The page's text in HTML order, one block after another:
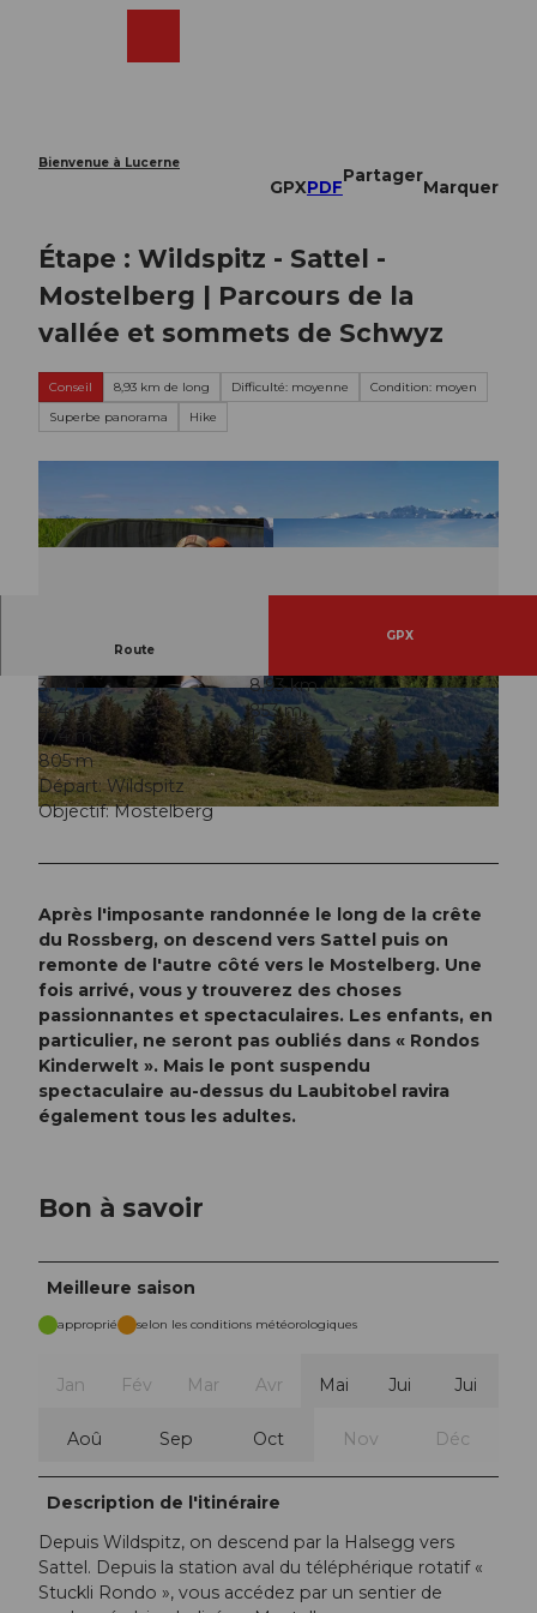
Bienvenue à Lucerne
GPXPDF
Partager
Marquer
Étape : Wildspitz - Sattel -
Mostelberg | Parcours de la
vallée et sommets de Schwyz
Conseil 8,93 km de long Difficulté: moyenne
Condition: moyen
Superbe panorama
Hike
© Schwyz Tourismus
© Berne Rando, myswitzerland.com © Schwyz Tourismus
Route
GPX
3:14 h
8,93 km
474 m
853 m
774 m
1.579 m
805 m
Départ: Wildspitz
Objectif: Mostelberg
Après l'imposante randonnée le long de la crête
du Rossberg, on descend vers Sattel puis on
remonte de l'autre côté vers le Mostelberg. Une
fois arrivé, vous y trouverez des choses
passionnantes et spectaculaires. Les enfants, en
particulier, ne seront pas oubliés dans « Rondos
Kinderwelt ». Mais le pont suspendu
spectaculaire au-dessus du Laubitobel ravira
également tous les adultes.
Bon à savoir
Meilleure saison
approprié selon les conditions météorologiques
Jan Fév Mar Avr Mai Jui Jui
Aoû Sep Oct Nov Déc
Description de l'itinéraire
Depuis Wildspitz, on descend par la Halsegg vers
Sattel. Depuis la station aval du téléphérique rotatif «
Stuckli Rondo », vous accédez par un sentier de